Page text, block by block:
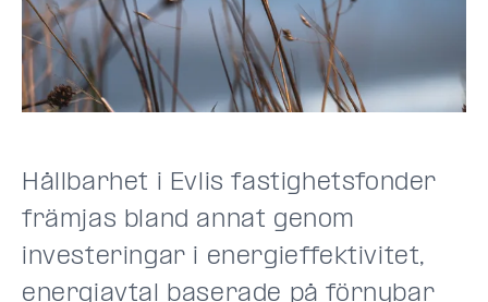
Hållbarhet i Evlis fastighetsfonder
främjas bland annat genom
investeringar i energieffektivitet,
energiavtal baserade på förnybar